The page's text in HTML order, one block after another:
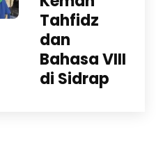
Tahfidz
dan
Bahasa VIII
di Sidrap